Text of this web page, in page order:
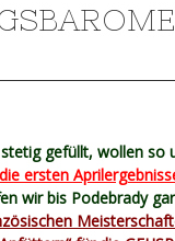
gefüllt, wollen so
die ersten
wir bis Podebrady